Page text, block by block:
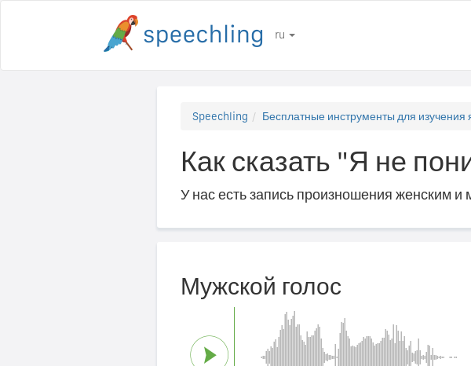
ru
Speechling Бесплатные инструменты для изучения
Как сказать "Я не
У нас есть запись произношения женским
Мужской голос